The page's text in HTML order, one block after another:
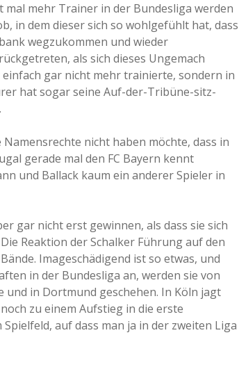
mehr Trainer in der Bundesliga werden
in dem dieser sich so wohlgefühlt hat, dass
wegzukommen und wieder
als sich dieses Ungemach
gar nicht mehr trainierte, sondern in
hat sogar seine Auf-der-Tribüne-sitz-
nicht haben möchte, dass in
gerade mal den FC Bayern kennt
und Ballack kaum ein anderer Spieler in
gar nicht erst gewinnen, als dass sie sich
Reaktion der Schalker Führung auf den
Imageschädigend ist so etwas, und
in der Bundesliga an, werden sie von
und in Dortmund geschehen. In Köln jagt
zu einem Aufstieg in die erste
auf dass man ja in der zweiten Liga